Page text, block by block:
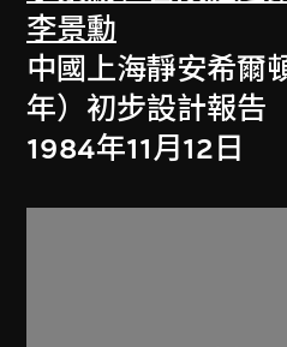
李景勳
中國上海靜安希爾
年）初步設計報告
1984年11月12日